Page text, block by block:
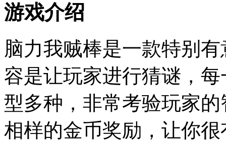
游戏介绍
脑力我贼棒是一款特别
容是让玩家进行猜谜，
型多种，非常考验玩家
相样的金币奖励，让你